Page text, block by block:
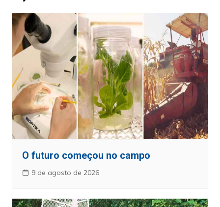
O futuro começou no campo
9 de agosto de 2026